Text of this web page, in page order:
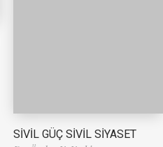
SİVİL GÜÇ SİVİL SİYASET